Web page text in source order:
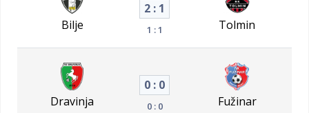
Bilje
2 : 1
1 : 1 Tolmin
Dravinja
0 : 0
0 : 0 Fužinar